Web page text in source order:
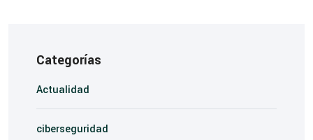
Categorías
Actualidad
ciberseguridad